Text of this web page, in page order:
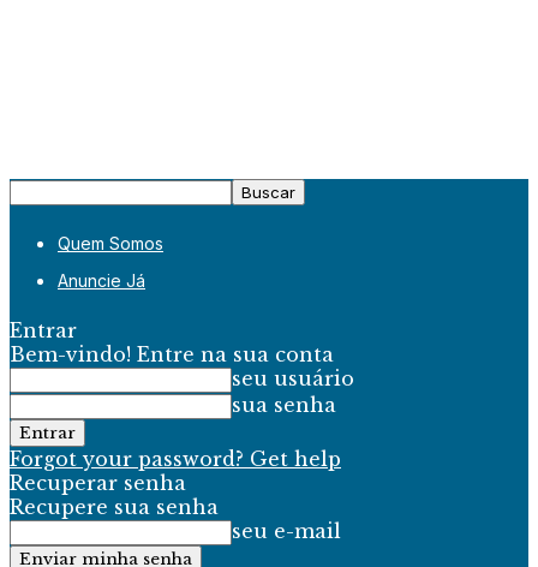
Quem Somos
Anuncie Já
Entrar
Bem-vindo! Entre na sua conta
seu usuário
sua senha
Forgot your password? Get help
Recuperar senha
Recupere sua senha
seu e-mail